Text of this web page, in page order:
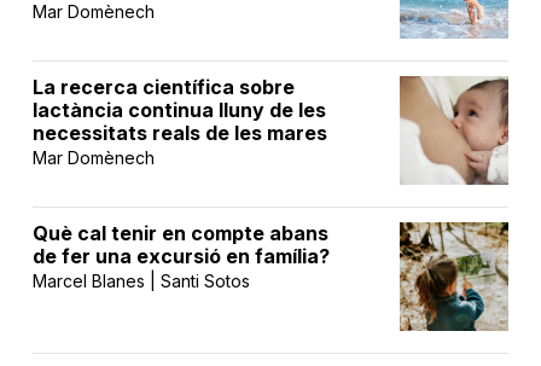
Mar Domènech
La recerca científica sobre
lactància continua lluny de les
necessitats reals de les mares
Mar Domènech
Què cal tenir en compte abans
de fer una excursió en família?
Marcel Blanes | Santi Sotos